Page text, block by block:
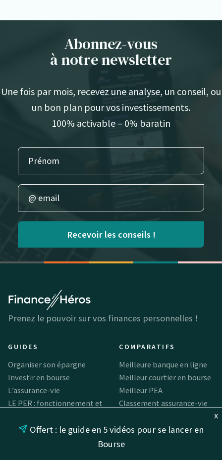
Abonnez-vous
à notre newsletter
Une fois par mois, recevez une analyse, un conseil, ou
un bon plan pour vos investissements.
100% activable – 0% baratin
Recevoir les conseils !
x
Offert : le guide en 5 vidéos pour se lancer en
Bourse
Prenez le pouvoir sur vos finances personnelles !
GUIDES
Organiser son épargne
Investir en bourse
L’assurance-vie
LE PER : fonctionnement et
Qu’est-ce qu’un ETF ?
COMPARATIFS
Meilleure banque en ligne
Meilleur courtier en bourse
Meilleur PEA
Classement assurance-vie
Meilleur PER
Meilleur compte-titres